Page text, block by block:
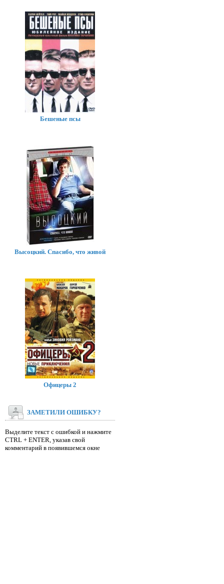
Бешеные псы
Высоцкий. Спасибо, что живой
Офицеры 2
ЗАМЕТИЛИ ОШИБКУ?
Выделите текст с ошибкой и нажмите
CTRL + ENTER, указав свой
комментарий в появившемся окне